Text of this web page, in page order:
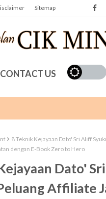
Sitemap
CONTACT US
8 Teknik Kejayaan Dato' Sri Aliff
dengan E-Book Zero to Hero
Dato'
Affiliate